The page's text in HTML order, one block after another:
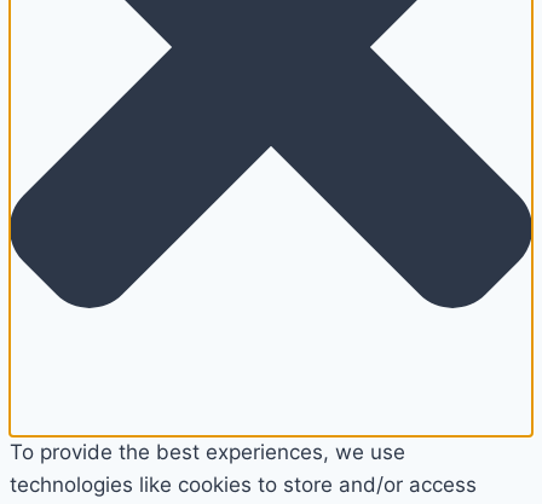
To provide the best experiences, we use
technologies like cookies to store and/or access